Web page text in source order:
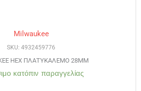
Milwaukee
SKU: 4932459776
HEX ΠΛΑΤΥΚΑΛΕΜΟ 28MM
κατόπιν παραγγελίας